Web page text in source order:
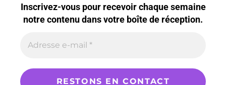
Inscrivez-vous pour recevoir chaque semaine
notre contenu dans votre boîte de réception.